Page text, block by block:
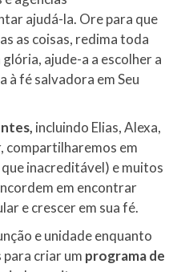
ajudá-la. Ore para que
as coisas, redima toda
ajude-a a escolher a
à fé salvadora em Seu
incluindo Elias, Alexa,
compartilharemos em
inacreditável) e muitos
em encontrar
e crescer em sua fé.
e unidade enquanto
criar um programa de